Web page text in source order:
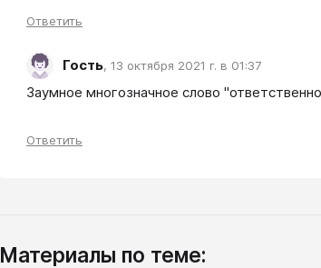
Ответить
Гость, 13 октября 2021 г. в 01:37
Заумное многозначное слово
Ответить
Материалы по теме: